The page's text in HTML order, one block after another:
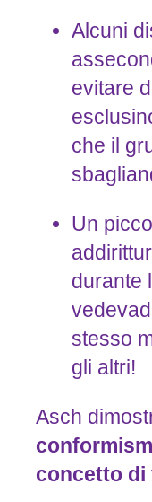
Alcuni
evitare
che il
Un
durante
stesso
gli altri!
Asch
concetto di